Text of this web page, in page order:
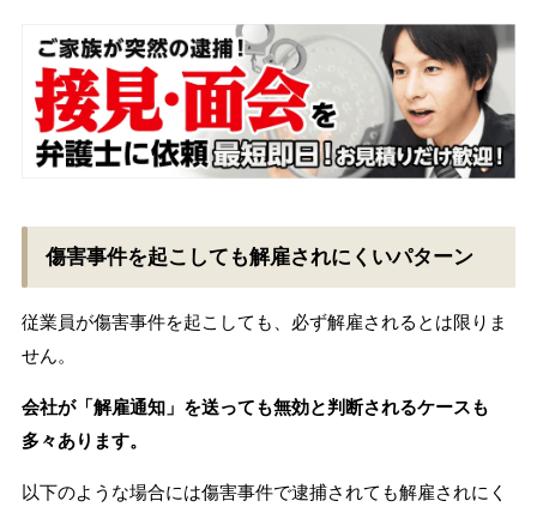
傷害事件を起こしても解雇されにくいパターン
従業員が傷害事件を起こしても、必ず解雇されるとは限りま
せん。
会社が「解雇通知」を送っても無効と判断されるケースも
多々あります。
以下のような場合には傷害事件で逮捕されても解雇されにく